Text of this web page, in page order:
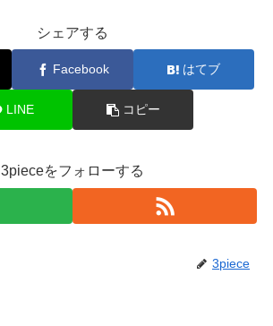
シェアする
Facebook はてブ
LINE コピー
3pieceをフォローする
3piece